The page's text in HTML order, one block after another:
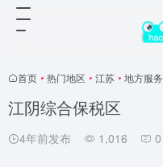
首页 • 热门地区 • 江苏 • 地方服务
江阴综合保税区
4年前发布 1,016 0